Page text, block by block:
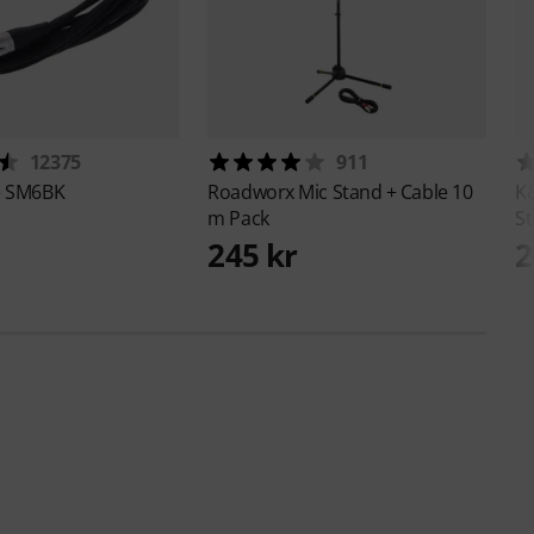
12375
SM6BK
911
RoadworxMic Stand + Cable 10
m Pack
245 kr